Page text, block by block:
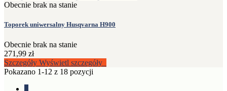
Obecnie brak na stanie
Toporek uniwersalny Husqvarna H900
Obecnie brak na stanie
271,99 zł
Szczegóły Wyświetl szczegóły
Pokazano 1-12 z 18 pozycji